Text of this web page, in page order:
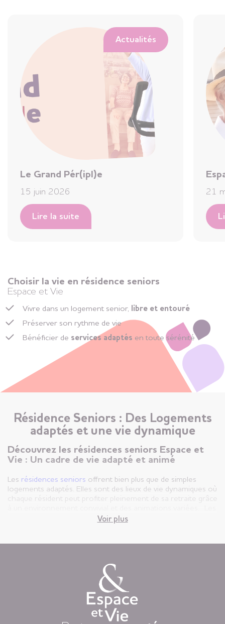
3 appartements
disponibles
Résidence Seniors
Pornic
Loire-Atlantique (44)
Appartements disponibles
Actualités
Le Grand Pér(ipl)e
15 juin 2026
Lire la suite
21
Choisir la vie en résidence seniors
Espace et Vie
Vivre dans un logement senior, libre et entouré
Préserver son rythme de vie
Bénéficier de services adaptés en toute sérénité
Résidence Seniors : Des Logements
adaptés et une vie dynamique
Découvrez les résidences seniors Espace et
Vie : Un cadre de vie adapté et animé
Les résidences seniors offrent bien plus que de simples
logements adaptés. Elles sont des lieux de vie dynamiques où
chaque résident peut profiter pleinement de sa retraite grâce
résidences seniors sont spécialement conçues pour
Aménagement Ergonomique
: Nos appartements sont
équipés de salles de bain adaptées, de cuisines fonctionnelles
et de pièces à vivre spacieuses pour faciliter les
: Ascenseurs, rampes d’accès et portes larges
Voir plus